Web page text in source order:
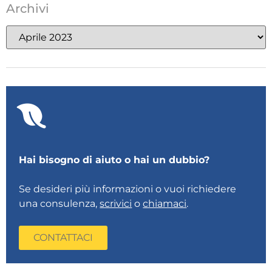
Archivi
Hai bisogno di aiuto o hai un dubbio?
Se desideri più informazioni o vuoi richiedere
una consulenza,scrivici ochiamaci.
CONTATTACI